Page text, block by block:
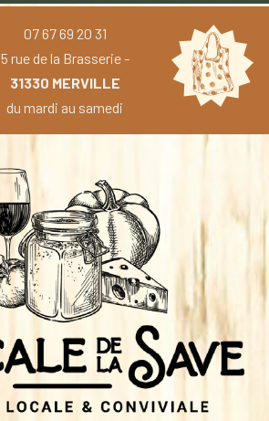
07 67 69 20 31
5 rue de la Brasserie -
31330 MERVILLE
du mardi au samedi